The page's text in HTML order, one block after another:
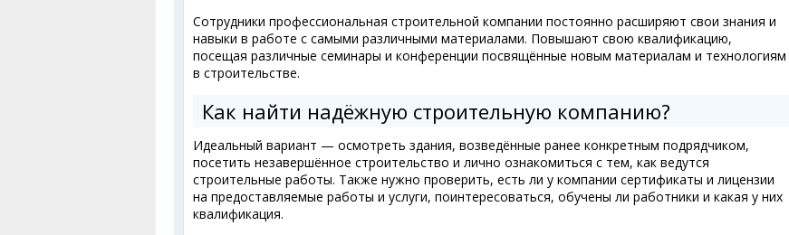
Сотрудники профессиональная строительной компании постоянно расширяют свои знания и
навыки в работе с самыми различными материалами. Повышают свою квалификацию,
посещая различные семинары и конференции посвящённые новым материалам и технологиям
в строительстве.
Как найти надёжную строительную компанию?
Идеальный вариант — осмотреть здания, возведённые ранее конкретным подрядчиком,
посетить незавершённое строительство и лично ознакомиться с тем, как ведутся
строительные работы. Также нужно проверить, есть ли у компании сертификаты и лицензии
на предоставляемые работы и услуги, поинтересоваться, обучены ли работники и какая у них
квалификация.